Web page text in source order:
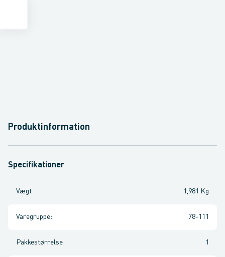
Produktinformation
Specifikationer
Vægt: 1,981 Kg
Varegruppe: 78-111
Pakkestørrelse: 1